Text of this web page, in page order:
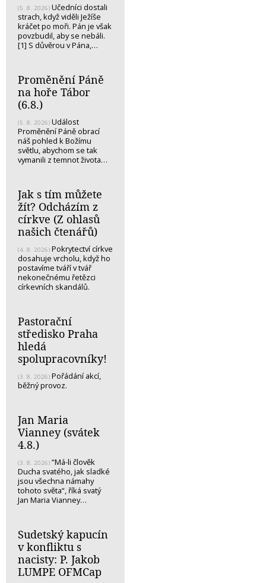
(5. 8. 2026) Učedníci dostali
strach, když viděli Ježíše
kráčet po moři. Pán je však
povzbudil, aby se nebáli.
[1] S důvěrou v Pána,…
Proměnění Páně
na hoře Tábor
(6.8.)
(5. 8. 2026) Událost
Proměnění Páně obrací
náš pohled k Božímu
světlu, abychom se tak
vymanili z temnot života…
Jak s tím můžete
žít? Odcházím z
církve (Z ohlasů
našich čtenářů)
(4. 8. 2026) Pokrytectví církve
dosahuje vrcholu, když ho
postavíme tváří v tvář
nekonečnému řetězci
církevních skandálů.
Pastorační
středisko Praha
hledá
spolupracovníky!
(3. 8. 2026) Pořádání akcí,
běžný provoz.
Jan Maria
Vianney (svátek
4.8.)
(3. 8. 2026) “Má-li člověk
Ducha svatého, jak sladké
jsou všechna námahy
tohoto světa“, říká svatý
Jan Maria Vianney…
Sudetský kapucín
v konfliktu s
nacisty: P. Jakob
LUMPE OFMCap